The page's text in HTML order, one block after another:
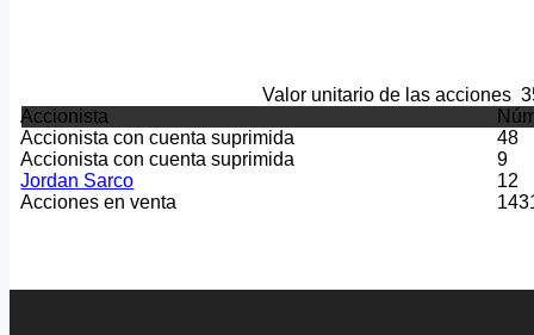
Valor unitario de las acciones
Accionista
Accionista con cuenta suprimida
48
Accionista con cuenta suprimida
9
Jordan Sarco
12
Acciones en venta